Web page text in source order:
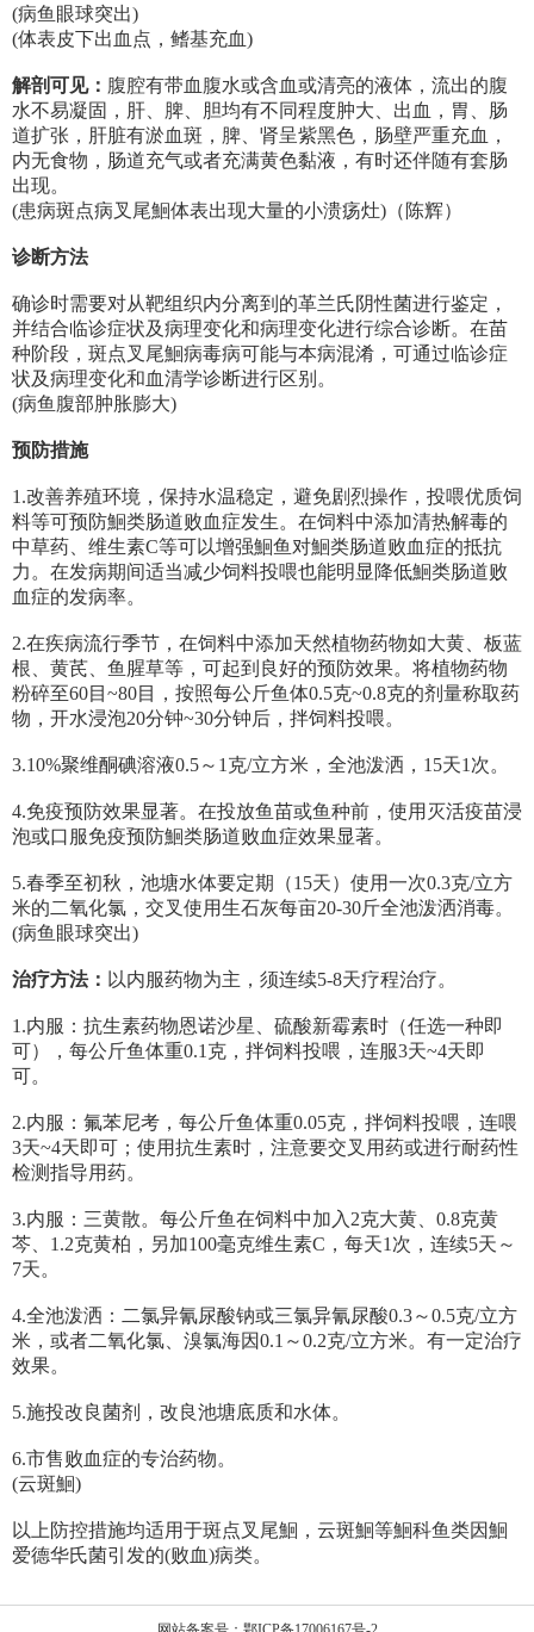
(病鱼眼球突出)
(体表皮下出血点，鳍基充血)
解剖可见： 腹腔有带血腹水或含血或清亮的液体，流出的腹
水不易凝固，肝、脾、胆均有不同程度肿大、出血，胃、肠
道扩张，肝脏有淤血斑，脾、肾呈紫黑色，肠壁严重充血，
内无食物，肠道充气或者充满黄色黏液，有时还伴随有套肠
出现。
(患病斑点病叉尾鮰体表出现大量的小溃疡灶)（陈辉）
诊断方法
确诊时需要对从靶组织内分离到的革兰氏阴性菌进行鉴定，
并结合临诊症状及病理变化和病理变化进行综合诊断。在苗
种阶段，斑点叉尾鮰病毒病可能与本病混淆，可通过临诊症
状及病理变化和血清学诊断进行区别。
(病鱼腹部肿胀膨大)
预防措施
1.改善养殖环境，保持水温稳定，避免剧烈操作，投喂优质饲
料等可预防鮰类肠道败血症发生。在饲料中添加清热解毒的
中草药、维生素C等可以增强鮰鱼对鮰类肠道败血症的抵抗
力。在发病期间适当减少饲料投喂也能明显降低鮰类肠道败
血症的发病率。
2.在疾病流行季节，在饲料中添加天然植物药物如大黄、板蓝
根、黄芪、鱼腥草等，可起到良好的预防效果。将植物药物
粉碎至60目~80目，按照每公斤鱼体0.5克~0.8克的剂量称取药
物，开水浸泡20分钟~30分钟后，拌饲料投喂。
3.10%聚维酮碘溶液0.5～1克/立方米，全池泼洒，15天1次。
4.免疫预防效果显著。在投放鱼苗或鱼种前，使用灭活疫苗浸
泡或口服免疫预防鮰类肠道败血症效果显著。
5.春季至初秋，池塘水体要定期（15天）使用一次0.3克/立方
米的二氧化氯，交叉使用生石灰每亩20-30斤全池泼洒消毒。
(病鱼眼球突出)
治疗方法： 以内服药物为主，须连续5-8天疗程治疗。
1.内服：抗生素药物恩诺沙星、硫酸新霉素时（任选一种即
可），每公斤鱼体重0.1克，拌饲料投喂，连服3天~4天即
可。
2.内服：氟苯尼考，每公斤鱼体重0.05克，拌饲料投喂，连喂
3天~4天即可；使用抗生素时，注意要交叉用药或进行耐药性
检测指导用药。
3.内服：三黄散。每公斤鱼在饲料中加入2克大黄、0.8克黄
芩、1.2克黄柏，另加100毫克维生素C，每天1次，连续5天～
7天。
4.全池泼洒：二氯异氰尿酸钠或三氯异氰尿酸0.3～0.5克/立方
米，或者二氧化氯、溴氯海因0.1～0.2克/立方米。有一定治疗
效果。
5.施投改良菌剂，改良池塘底质和水体。
6.市售败血症的专治药物。
(云斑鮰)
以上防控措施均适用于斑点叉尾鮰，云斑鮰等鮰科鱼类因鮰
爱德华氏菌引发的(败血)病类。